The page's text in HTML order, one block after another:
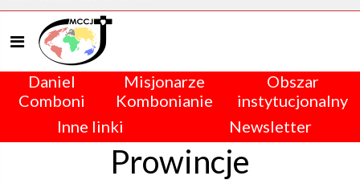
Daniel
Comboni
Misjonarze
Kombonianie
Obszar
instytucjonalny
Inne linki
Newsletter
Prowincje